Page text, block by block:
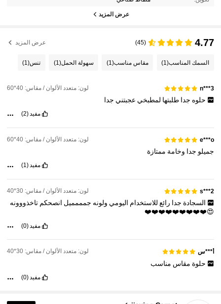
عرض المزيد
4.77
(45) عرض المزيد
السمك المناسب(1) مقاس مناسب(1) سهولة الحمل(1) تنس(1)
n***3 لون: متعدد الألوان / مقاس: 40*60
حلوه جدا طلبتها لمطبخي عجبتني جدا
مفيد(2)
e***o لون: متعدد الألوان / مقاس: 40*60
جميلو جدا وخامة ممتازة
مفيد(1)
s***2 لون: متعدد الألوان / مقاس: 30*40
السجادة جدا رائع للاستخدام اليومي ولونه جمممميل انصحكم تاخذووونه
😍❤️❤️❤️❤️❤️❤️❤️❤️❤️
مفيد (0)
أ***س لون: متعدد الألوان / مقاس: 30*40
حلوة مقاس مناسب
مفيد (0)